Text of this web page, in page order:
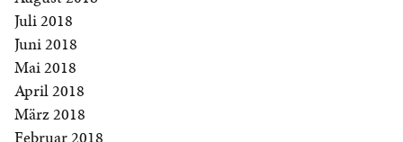
Juli 2018
Juni 2018
Mai 2018
April 2018
März 2018
Februar 2018